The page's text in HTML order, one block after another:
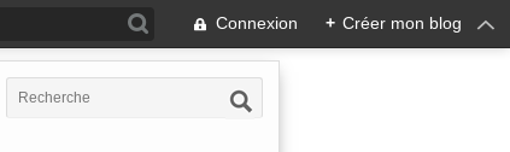
Connexion + Créer mon blog